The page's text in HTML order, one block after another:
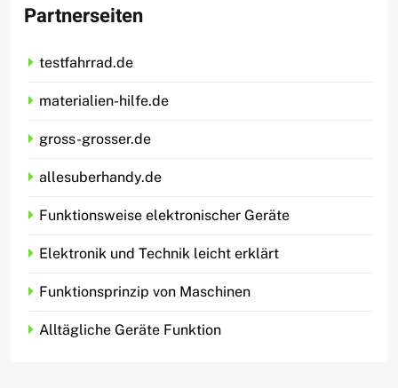
Partnerseiten
testfahrrad.de
materialien-hilfe.de
gross-grosser.de
allesuberhandy.de
Funktionsweise elektronischer Geräte
Elektronik und Technik leicht erklärt
Funktionsprinzip von Maschinen
Alltägliche Geräte Funktion